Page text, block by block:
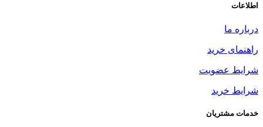
اطلاعات
درباره ما
راهنمای خرید
شرایط عضویت
شرایط خرید
خدمات مشتریان